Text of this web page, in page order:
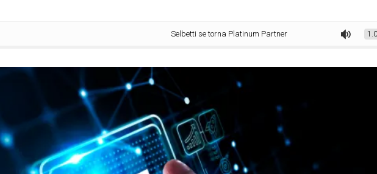
Selbetti se torna Platinum Partner da IBM no Brasil